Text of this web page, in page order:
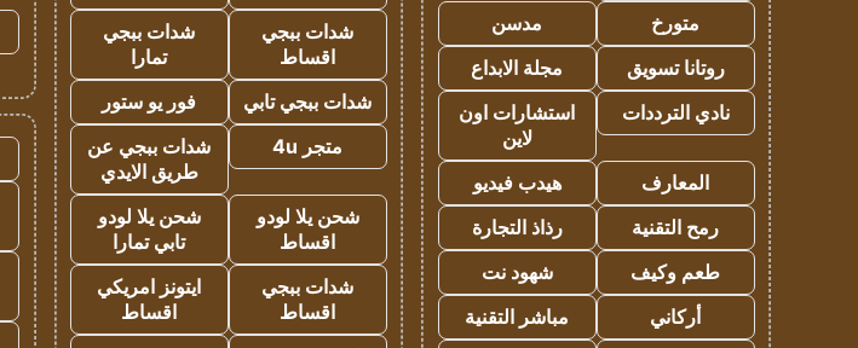
متورخ
مدسن
روتانا تسويق
مجلة الابداع
نادي الترددات
استشارات اون
لاين
المعارف
هيدب فيديو
رمح التقنية
رذاذ التجارة
طعم وكيف
شهود نت
أركاني
مباشر التقنية
شدات ببجي
اقساط
شدات ببجي
تمارا
شدات ببجي تابي
فور يو ستور
متجر 4u
شدات ببجي عن
طريق الايدي
شحن يلا لودو
اقساط
شحن يلا لودو
تابي تمارا
شدات ببجي
اقساط
ايتونز امريكي
اقساط